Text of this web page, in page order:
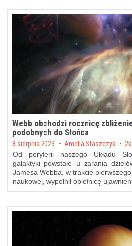
Webb obchodzi rocznicę
podobnych do Słońca
Posted on
8 sierpnia 2023 by Amelia Staszczyk
Od peryferii naszego Układu
galaktyki powstałe u zarania
Jamesa Webba, w trakcie
naukowej, wypełnił obietnicę